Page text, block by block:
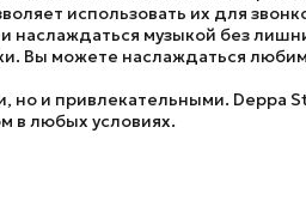
использовать их для
наслаждаться музыкой без
Вы можете наслаждаться
но и привлекательными. Deppa
в любых условиях.